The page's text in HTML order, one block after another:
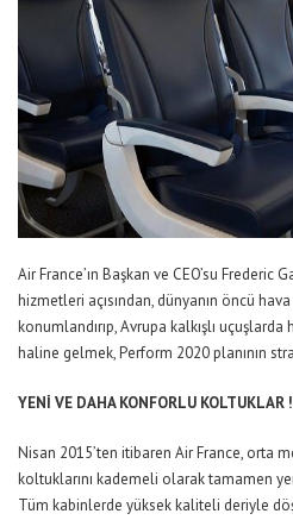
Air France’ın Başkan ve CEO’su Frederic
hizmetleri açısından, dünyanın öncü
konumlandırıp, Avrupa kalkışlı
haline gelmek, Perform 2020 planının
YENİ VE DAHA KONFORLU KOLTUKLAR !
Nisan 2015’ten itibaren Air France, orta
koltuklarını kademeli olarak tamamen
Tüm kabinlerde yüksek kaliteli deriyle